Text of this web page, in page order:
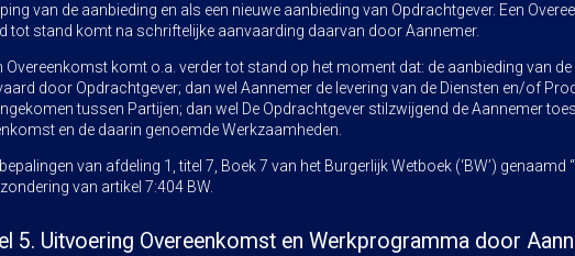
van de aanbieding en als een nieuwe aanbieding van Opdrachtgever. Een
tot stand komt na schriftelijke aanvaarding daarvan door Aannemer.
Overeenkomst komt o.a. verder tot stand op het moment dat: de aanbieding van
door Opdrachtgever; dan wel Aannemer de levering van de Diensten en/of
tussen Partijen; dan wel De Opdrachtgever stilzwijgend de Aannemer
en de daarin genoemde Werkzaamheden.
van afdeling 1, titel 7, Boek 7 van het Burgerlijk Wetboek (‘BW’)
van artikel 7:404 BW.
5. Uitvoering Overeenkomst en Werkprogramma door